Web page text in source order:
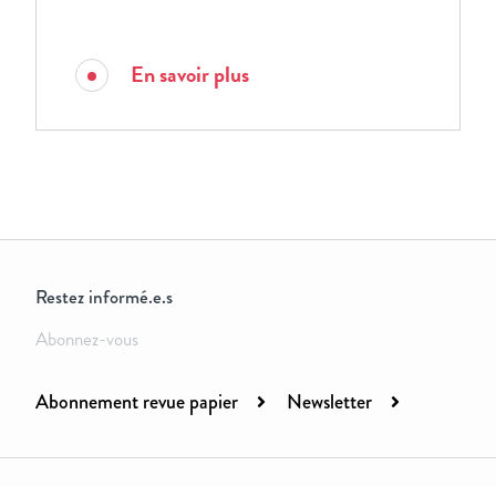
En savoir plus
Restez informé.e.s
Abonnez-vous
Abonnement revue papier Newsletter